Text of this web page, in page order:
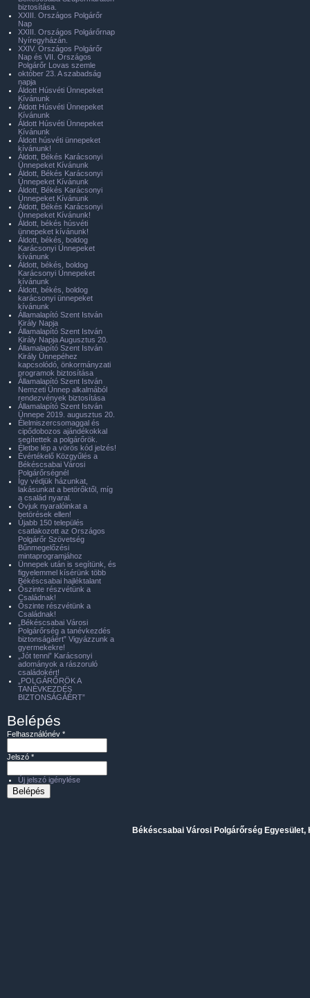
biztosítása.
XXIII. Országos Polgárőr
Nap
XXIII. Országos Polgárőrnap
Nyíregyházán.
XXIV. Országos Polgárőr
Nap és VII. Országos
Polgárőr Lovas szemle
október 23. A szabadság
napja
Áldott Húsvéti Ünnepeket
Kívánunk
Áldott Húsvéti Ünnepeket
Kívánunk
Áldott Húsvéti Ünnepeket
Kívánunk
Áldott húsvéti ünnepeket
kívánunk!
Áldott, Békés Karácsonyi
Ünnepeket Kívánunk
Áldott, Békés Karácsonyi
Ünnepeket Kívánunk
Áldott, Békés Karácsonyi
Ünnepeket Kívánunk
Áldott, Békés Karácsonyi
Ünnepeket Kívánunk!
Áldott, békés húsvéti
ünnepeket kívánunk!
Áldott, békés, boldog
Karácsonyi Ünnepeket
kívánunk
Áldott, békés, boldog
Karácsonyi Ünnepeket
kívánunk
Áldott, békés, boldog
karácsonyi ünnepeket
kívánunk
Államalapító Szent István
Király Napja
Államalapító Szent István
Király Napja Augusztus 20.
Államalapító Szent István
Király Ünnepéhez
kapcsolódó, önkormányzati
programok biztosítása
Államalapító Szent István
Nemzeti Ünnep alkalmából
rendezvények biztosítása
Államalapító Szent István
Ünnepe 2019. augusztus 20.
Élelmiszercsomaggal és
cipődobozos ajándékokkal
segítettek a polgárőrök.
Életbe lép a vörös kód jelzés!
Évértékelő Közgyűlés a
Békéscsabai Városi
Polgárőrségnél
Így védjük házunkat,
lakásunkat a betörőktől, míg
a család nyaral.
Óvjuk nyaralóinkat a
betörések ellen!
Újabb 150 település
csatlakozott az Országos
Polgárőr Szövetség
Bűnmegelőzési
mintaprogramjához
Ünnepek után is segítünk, és
figyelemmel kísérünk több
Békéscsabai hajléktalant
Őszinte részvétünk a
Családnak!
Őszinte részvétünk a
Családnak!
„Békéscsabai Városi
Polgárőrség a tanévkezdés
biztonságáért” Vigyázzunk a
gyermekekre!
„Jót tenni” Karácsonyi
adományok a rászoruló
családokért!
„POLGÁRŐRÖK A
TANÉVKEZDÉS
BIZTONSÁGÁÉRT”
Belépés
Felhasználónév *
Jelszó *
Új jelszó igénylése
Békéscsabai Városi Polgárőrség Egyesület,